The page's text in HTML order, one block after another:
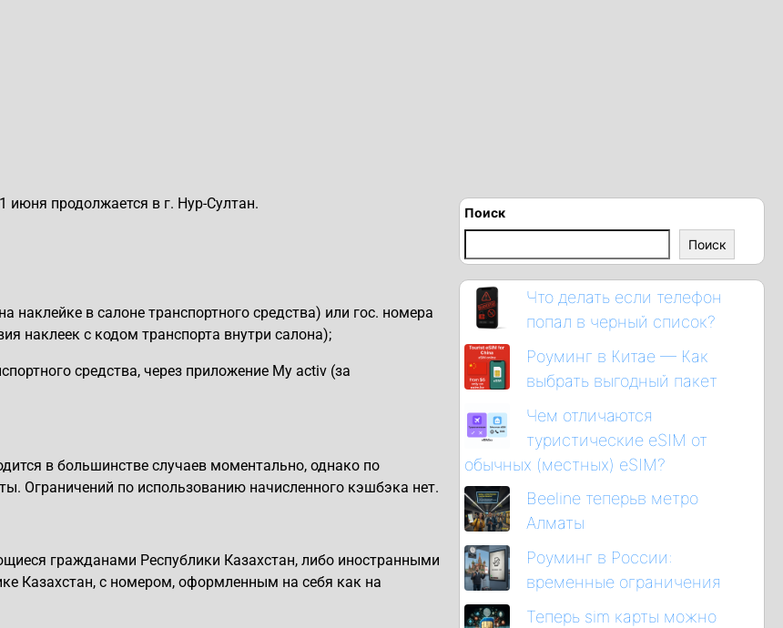
продолжается в г. Нур-Султан.
наклейке в салоне транспортного средства) или гос. номера
наклеек с кодом транспорта внутри салона);
средства, через приложение My activ (за
в большинстве случаев моментально, однако по
Ограничений по использованию начисленного кэшбэка нет.
гражданами Республики Казахстан, либо иностранными
Казахстан, с номером, оформленным на себя как на
Поиск
Поиск
Что делать если телефон
попал в черный список?
Роуминг в Китае — Как
выбрать выгодный пакет
Чем отличаются
туристические eSIM от
обычных (местных) eSIM?
Beeline теперьв метро
Алматы
Роуминг в России:
временные ограничения
Теперь sim карты можно